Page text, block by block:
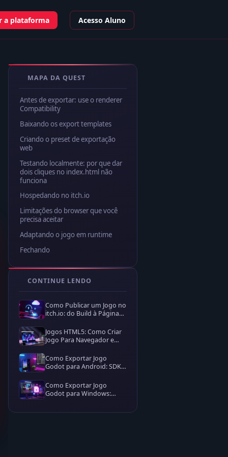
a plataforma Acesso Aluno
MAPA DA QUEST
Antes de exportar: use o renderer
Compatibility
Baixando os export templates
Criando o preset de exportação
web
Testando localmente: por que dar
dois cliques no index.html não
funciona
Hospedando no itch.io
Limitações do browser que você
precisa aceitar
Adaptando o jogo em runtime
Fechando
CONTINUE LENDO
Como Publicar um Jogo no
itch.io: do Build à Página
Jogos HTML5: Como Criar
Jogo Para Navegador e
Como Exportar Jogo
Godot para Android: SDK,
Como Exportar Jogo
Godot para Windows: